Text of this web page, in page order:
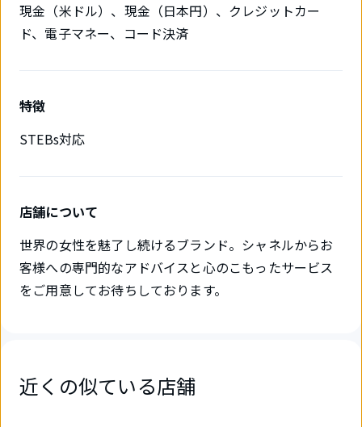
現金（米ドル）、現金（日本円）、クレジットカー
ド、電子マネー、コード決済
特徴
STEBs対応
店舗について
世界の女性を魅了し続けるブランド。シャネルからお
客様への専門的なアドバイスと心のこもったサービス
をご用意してお待ちしております。
近くの似ている店舗